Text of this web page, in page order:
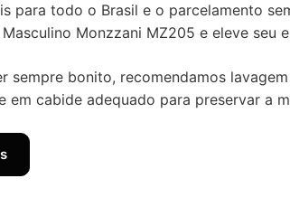
para todo o Brasil e o parcelamento
Monzzani MZ205 e eleve seu
sempre bonito, recomendamos
em cabide adequado para preservar a